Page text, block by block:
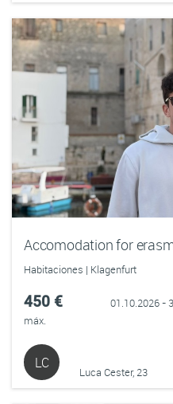
Accomodation for
Habitaciones | Klagenfurt
450 €
máx.
01.10.2026 -
LC
Luca Cester, 23